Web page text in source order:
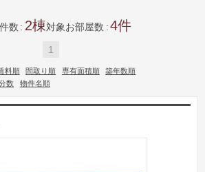
数 2 対象お部屋数 4
1
料順 間取り順 専有面積順
築年数順
数
物件名順